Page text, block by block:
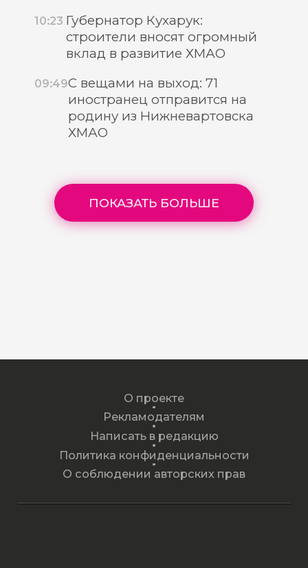
10:23 Губернатор Кухарук:
строители вносят огромный
вклад в развитие ХМАО
09:49С вещами на выход: 71
иностранец отправится на
родину из Нижневартовска
ХМАО
ПОКАЗАТЬ БОЛЬШЕ
О проекте
Рекламодателям
Написать в редакцию
Политика конфиденциальности
О соблюдении авторских прав